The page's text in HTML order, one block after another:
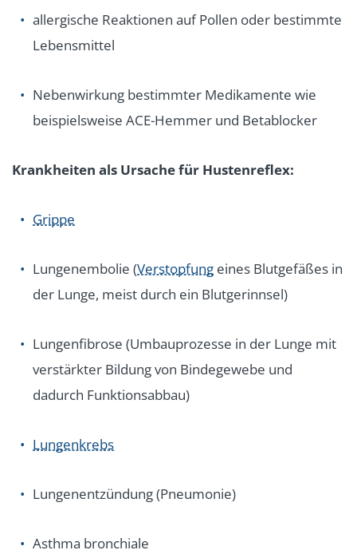
allergische Reaktionen auf Pollen oder bestimmte
Lebensmittel
Nebenwirkung bestimmter Medikamente wie
beispielsweise ACE-Hemmer und Betablocker
Krankheiten als Ursache für Hustenreflex:
Grippe
Lungenembolie (Verstopfung eines Blutgefäßes in
der Lunge, meist durch ein Blutgerinnsel)
Lungenfibrose (Umbauprozesse in der Lunge mit
verstärkter Bildung von Bindegewebe und
dadurch Funktionsabbau)
Lungenkrebs
Lungenentzündung (Pneumonie)
Asthma bronchiale